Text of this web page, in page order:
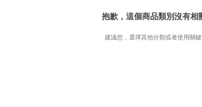
抱歉，這個商品類別沒有相
建議您，選擇其他分類或者使用關